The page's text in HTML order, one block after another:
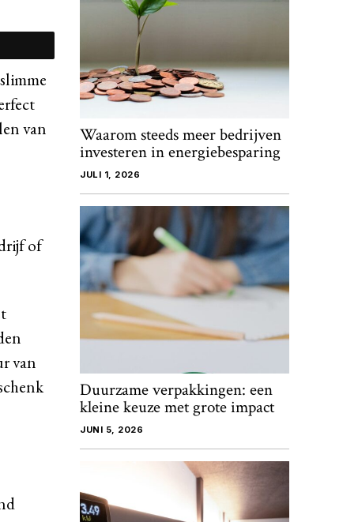
van
of
van
Waarom steeds meer bedrijven
investeren in energiebesparing
JULI 1, 2026
Duurzame verpakkingen: een
kleine keuze met grote impact
JUNI 5, 2026